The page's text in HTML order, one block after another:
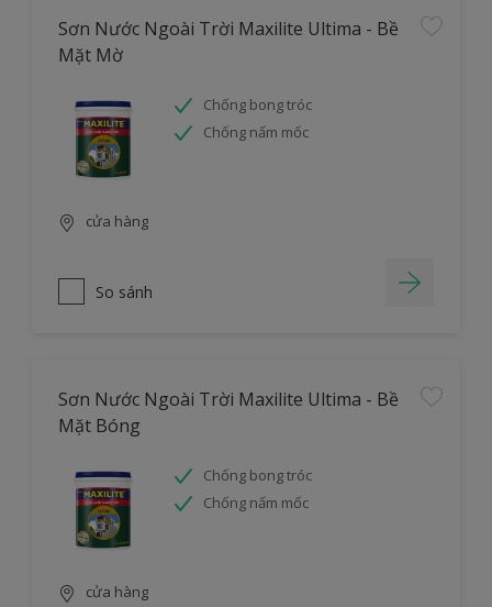
Sơn Nước Ngoài Trời Maxilite Ultima - Bề
Mặt Mờ
Chống bong tróc
Chống nấm mốc
cửa hàng
So sánh
Sơn Nước Ngoài Trời Maxilite Ultima - Bề
Mặt Bóng
Chống bong tróc
Chống nấm mốc
cửa hàng